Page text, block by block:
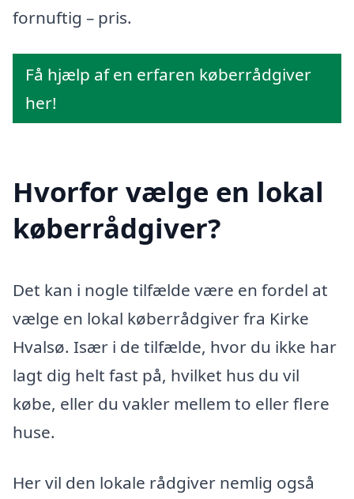
fornuftig – pris.
Få hjælp af en erfaren køberrådgiver
her!
Hvorfor vælge en lokal
køberrådgiver?
Det kan i nogle tilfælde være en fordel at
vælge en lokal køberrådgiver fra Kirke
Hvalsø. Især i de tilfælde, hvor du ikke har
lagt dig helt fast på, hvilket hus du vil
købe, eller du vakler mellem to eller flere
huse.
Her vil den lokale rådgiver nemlig også